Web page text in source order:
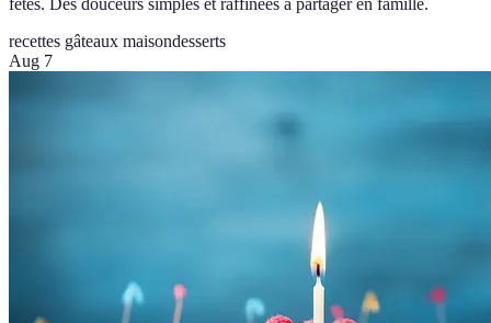
fêtes. Des douceurs simples et raffinées à partager en famille.
recettes gâteaux maisondesserts
Aug 7